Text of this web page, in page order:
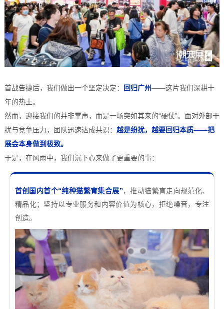
首战告捷后，我们做出一个坚定决定： 回归广州——这片我们深耕十
年的热土。
然而，迎接我们的并非掌声，而是一场突如其来的“硬仗”。面对外部干
扰与竞争压力，团队迅速达成共识： 越是纷扰，越要回归本质——把
展会本身做到极致。
于是，在风雨中，我们沉下心来做了更重要的事：
首创国内首个“纯种猫繁育集合展”，推动猫繁育走向规范化、
精品化；坚持以专业服务和内容价值为核心，拒绝噪音，专注
创造。